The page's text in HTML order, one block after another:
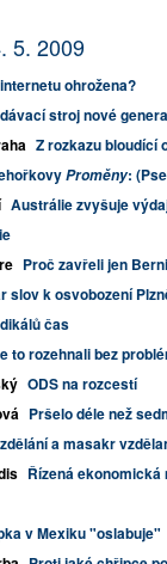
5. 2009
ohrožena?
stroj nové
Z rozkazu bloudící
Proměny:
Austrálie zvyšuje
Proč zavřeli jen
slov k osvobození
čas
to rozehnali bez
ODS na rozcestí
Pršelo déle než
a masakr
Řízená
v Mexiku "oslabuje"